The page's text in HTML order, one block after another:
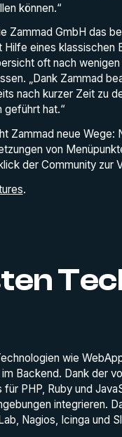
können.“
Zammad GmbH das
Hilfe eines
oft nach
„Dank Zammad
nach kurzer Zeit zu
hat.“
Zammad neue
von
der Community zur
.
wie
Backend. Dank der
PHP, Ruby und
integrieren.
Nagios, Icinga und